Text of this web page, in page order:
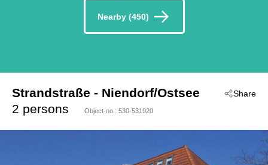
Nearby (450)
Share
Strandstraße
- 23669
- Niendorf/Ostsee
2 persons
Object-no.: 530-531920